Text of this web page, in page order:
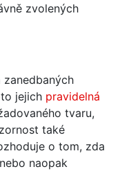
zvolených
zanedbaných
jejich pravidelná
tvaru,
také
o tom, zda
naopak